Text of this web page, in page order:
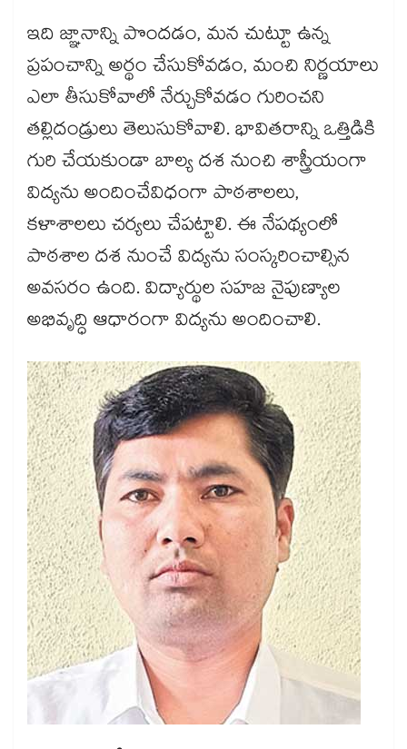
ఇది జ్ఞానాన్ని పొందడం, మన చుట్టూ ఉన్న
ప్రపంచాన్ని అర్థం చేసుకోవడం, మంచి నిర్ణయాలు
ఎలా తీసుకోవాలో నేర్చుకోవడం గురించని
తల్లిదండ్రులు తెలుసుకోవాలి. భావితరాన్ని ఒత్తిడికి
గురి చేయకుండా బాల్య దశ నుంచి శాస్త్రీయంగా
విద్యను అందించేవిధంగా పాఠశాలలు,
కళాశాలలు చర్యలు చేపట్టాలి. ఈ నేపథ్యంలో
పాఠశాల దశ నుంచే విద్యను సంస్కరించాల్సిన
అవసరం ఉంది. విద్యార్థుల సహజ నైపుణ్యాల
అభివృద్ధి ఆధారంగా విద్యను అందించాలి.